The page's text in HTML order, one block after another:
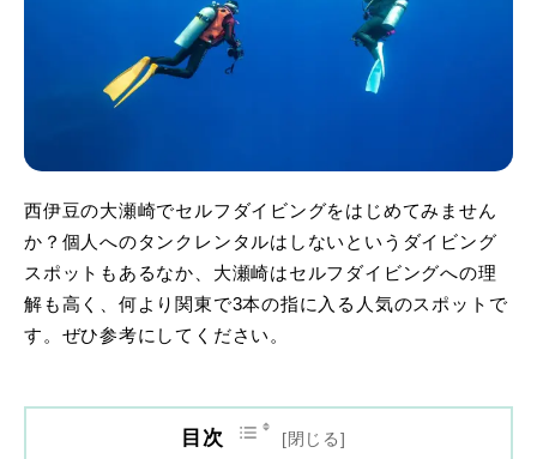
西伊豆の大瀬崎でセルフダイビングをはじめてみません
か？個人へのタンクレンタルはしないというダイビング
スポットもあるなか、大瀬崎はセルフダイビングへの理
解も高く、何より関東で3本の指に入る人気のスポットで
す。ぜひ参考にしてください。
目次